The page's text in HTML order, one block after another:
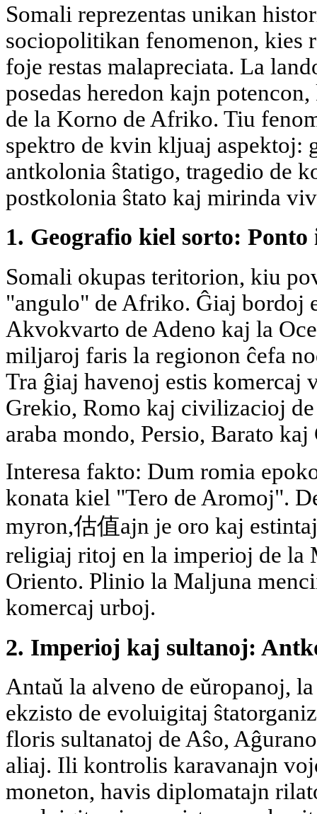
Somali reprezentas unikan
sociopolitikan fenomenon, kies
foje restas malapreciata. La
posedas heredon kajn
de la Korno de Afriko. Tiu
spektro de kvin kljuaj aspektoj:
antkolonia ŝtatigo, tragedio de
postkolonia ŝtato kaj mirinda
1. Geografio kiel sorto:
Somali okupas teritorion, kiu
"angulo" de Afriko. Ĝiaj bordoj
Akvokvarto de Adeno kaj la
miljaroj faris la regionon ĉefa
Tra ĝiaj havenoj estis komercaj
Grekio, Romo kaj civilizacioj
araba mondo, Persio, Barato
Interesa fakto: Dum romia
konata kiel "Tero de Aromoj".
myron,估值ajn je oro kaj
religiaj ritoj en la imperioj de la
Oriento. Plinio la Maljuna
komercaj urboj.
2. Imperioj kaj sultanoj:
Antaŭ la alveno de eŭropanoj,
ekzisto de evoluigitaj
floris sultanatoj de Aŝo,
aliaj. Ili kontrolis karavanajn
moneton, havis diplomatajn